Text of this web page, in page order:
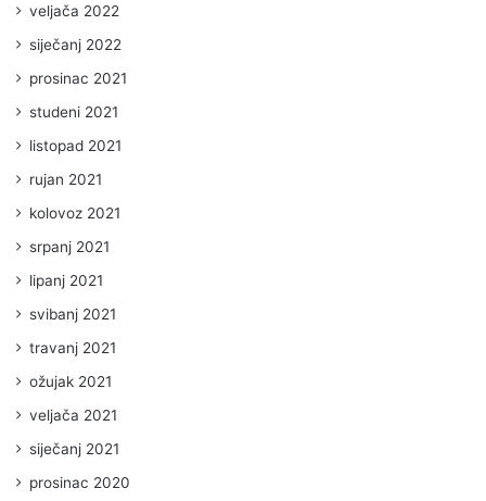
veljača 2022
siječanj 2022
prosinac 2021
studeni 2021
listopad 2021
rujan 2021
kolovoz 2021
srpanj 2021
lipanj 2021
svibanj 2021
travanj 2021
ožujak 2021
veljača 2021
siječanj 2021
prosinac 2020